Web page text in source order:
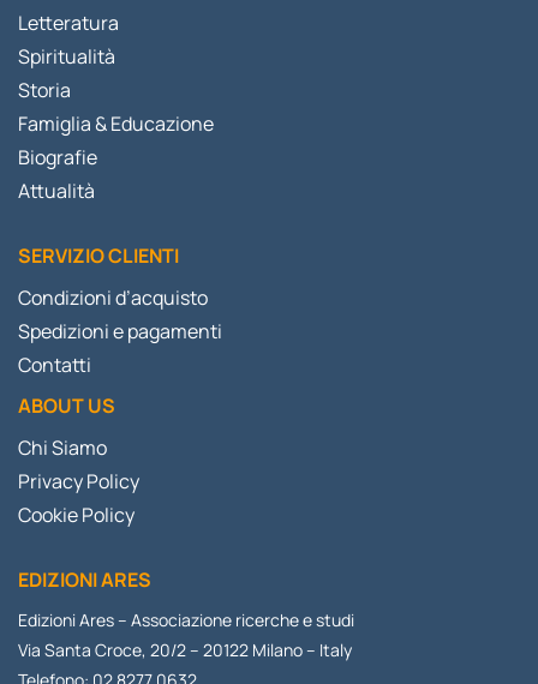
Letteratura
Spiritualità
Storia
Famiglia & Educazione
Biografie
Attualità
SERVIZIO CLIENTI
Condizioni d’acquisto
Spedizioni e pagamenti
Contatti
ABOUT US
Chi Siamo
Privacy Policy
Cookie Policy
EDIZIONI ARES
Edizioni Ares – Associazione ricerche e studi
Via Santa Croce, 20/2 – 20122 Milano – Italy